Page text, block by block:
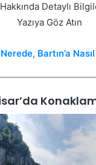
Hakkında Detaylı
Yazıya Göz Atın
Bartın’a